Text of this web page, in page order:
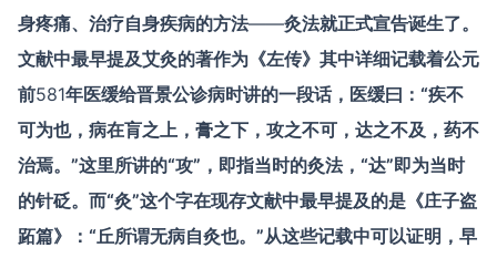
身疼痛、治疗自身疾病的方法——灸法就正式宣告诞生了。
文献中最早提及艾灸的著作为《左传》其中详细记载着公元
前581年医缓给晋景公诊病时讲的一段话，医缓曰：“疾不
可为也，病在肓之上，膏之下，攻之不可，达之不及，药不
治焉。”这里所讲的“攻”，即指当时的灸法，“达”即为当时
的针砭。而“灸”这个字在现存文献中最早提及的是《庄子盗
跖篇》：“丘所谓无病自灸也。”从这些记载中可以证明，早